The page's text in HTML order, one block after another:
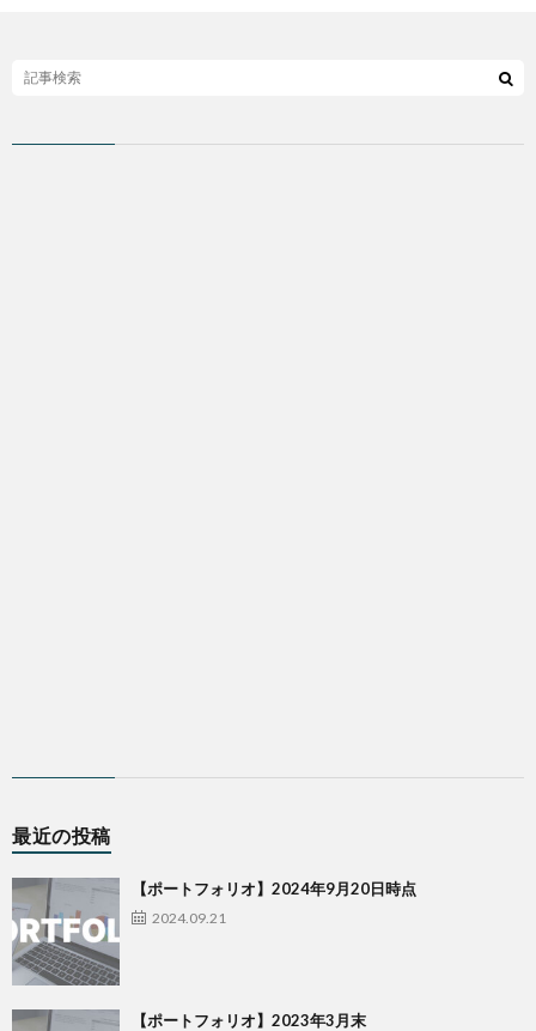
最近の投稿
【ポートフォリオ】2024年9月20日時点
2024.09.21
【ポートフォリオ】2023年3月末